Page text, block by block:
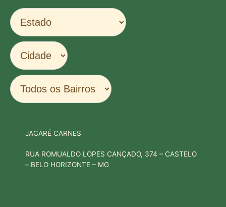
JACARÉ CARNES
RUA ROMUALDO LOPES CANÇADO, 374 – CASTELO
– BELO HORIZONTE – MG